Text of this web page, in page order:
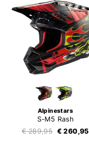
Alpinestars
S-M5 Rash
€ 289,95 € 260,95